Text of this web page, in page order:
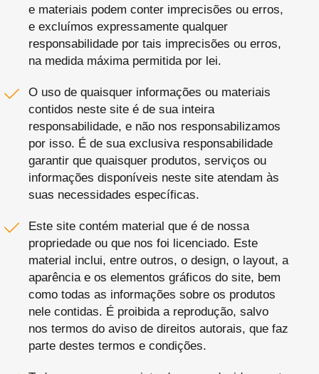
e materiais podem conter imprecisões ou erros,
e excluímos expressamente qualquer
responsabilidade por tais imprecisões ou erros,
na medida máxima permitida por lei.
O uso de quaisquer informações ou materiais
contidos neste site é de sua inteira
responsabilidade, e não nos responsabilizamos
por isso. É de sua exclusiva responsabilidade
garantir que quaisquer produtos, serviços ou
informações disponíveis neste site atendam às
suas necessidades específicas.
Este site contém material que é de nossa
propriedade ou que nos foi licenciado. Este
material inclui, entre outros, o design, o layout, a
aparência e os elementos gráficos do site, bem
como todas as informações sobre os produtos
nele contidas. É proibida a reprodução, salvo
nos termos do aviso de direitos autorais, que faz
parte destes termos e condições.